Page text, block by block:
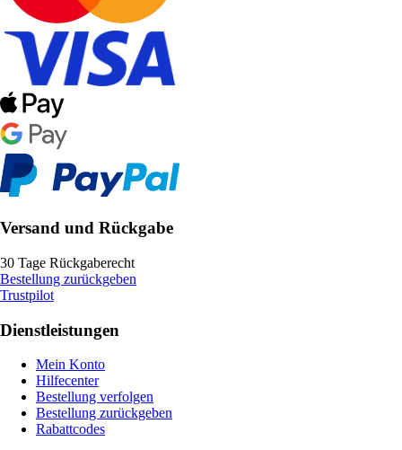
Versand und Rückgabe
30 Tage Rückgaberecht
Bestellung zurückgeben
Trustpilot
Dienstleistungen
Mein Konto
Hilfecenter
Bestellung verfolgen
Bestellung zurückgeben
Rabattcodes